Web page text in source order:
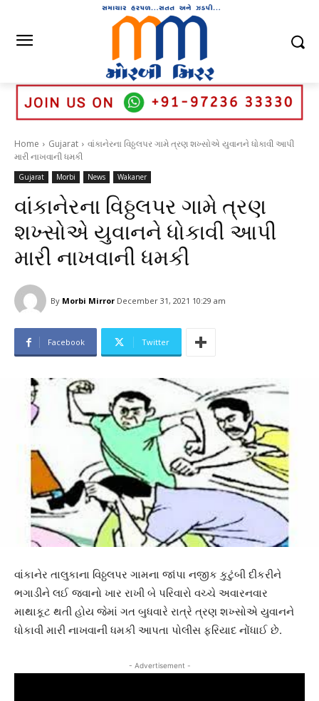
Home Gujarat
વાંકાનેરના વિઠ્ઠલપર ગામે ત્રણ શખ્સોએ યુવાનને ધોકાવી આપી
મારી નાખવાની ધમકી
Gujarat Morbi News Wakaner
વાંકાનેરના વિઠ્ઠલપર ગામે ત્રણ
શખ્સોએ યુવાનને ધોકાવી આપી
મારી નાખવાની ધમકી
By Morbi Mirror December 31, 2021 10:29 am
Facebook Twitter
વાંકાનેર તાલુકાના વિઠ્ઠલપર ગામના જાંપા નજીક કુટુંબી દીકરીને
ભગાડીને લઈ જવાનો ખાર રાખી બે પરિવારો વચ્ચે અવારનવાર
માથાકૂટ થતી હોય જેમાં ગત બુધવારે રાત્રે ત્રણ શખ્સોએ યુવાનને
ધોકાવી મારી નાખવાની ધમકી આપતા પોલીસ ફરિયાદ નોંધાઈ છે.
- Advertisement -